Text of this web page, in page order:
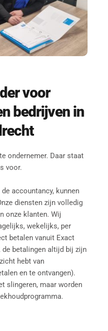
voor
ondernemer. Daar staat
voor.
accountancy, kunnen
diensten zijn volledig
onze klanten. Wij
wekelijks, per
betalen vanuit Exact
betalingen altijd bij zijn
hebt van
en te ontvangen).
slingeren, maar worden